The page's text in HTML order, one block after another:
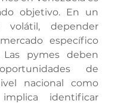
objetivo. En un
volátil, depender
específico
pymes deben
de
nacional como
identificar